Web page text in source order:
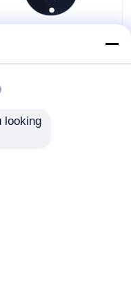
এফআর ফিল্টার পালস ভালভ
looking